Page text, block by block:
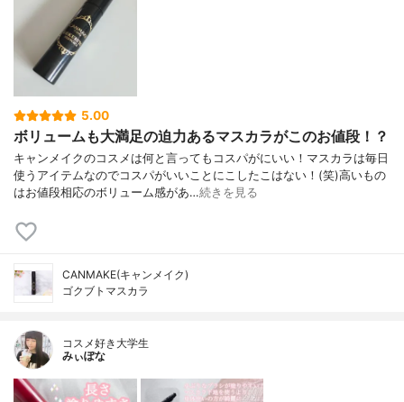
5.00
ボリュームも大満足の迫力あるマスカラがこのお値段！？
キャンメイクのコスメは何と言ってもコスパがにいい！マスカラは毎日
使うアイテムなのでコスパがいいことにこしたこはない！(笑)高いもの
はお値段相応のボリューム感があ…続きを見る
CANMAKE(キャンメイク)
ゴクブトマスカラ
コスメ好き大学生
みぃぽな